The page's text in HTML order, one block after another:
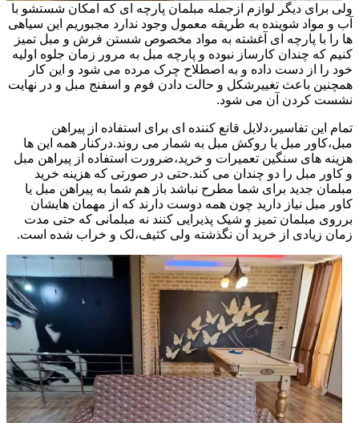
ولی برای دیگر لوازم ازجمله مبلمان پارچه ای که امکان شستشو با
آب و مواد شوینده به طریقه معمول وجود ندارد مجبوریم این سیاهی
ها را با پارچه ای آغشته به مواد مخصوص شستن فرش و مبل تمیز
کنیم که چندان کارساز نبوده و پارچه مبل به مرور زمان جلوه اولیه
خود را از دست داده و به اصطلاح چرک مرده می شود و این کار
همچنین باعث تغییرشکل و حالت دادن فوم و اسفنج مبل و در نهایت
نشست کردن آن می شود.
تمام این تفاسیر،دلایل قانع کننده ای برای استفاده از پیراهن
مبل،کاور مبل یا روکش مبل به شمار می روند.درکنار همه این ها
هزینه های سنگین تعمیرات و خرید،ضرورت استفاده از پیراهن مبل
و کاور مبل را دو چندان می کند.حتی در صورتی که هزینه خرید
مبلمان جدید برای شما مطرح نباشد باز هم شما به پیراهن مبل یا
کاور مبل نیاز دارید چون همه دوست دارند که از مهمان هایشان
برروی مبلمان تمیز و شیک پذیرایی کنند نه مبلمانی که حتی مدت
زمان زیادی از خرید آن نگذشته ولی کثیف،لک و خراب شده است.